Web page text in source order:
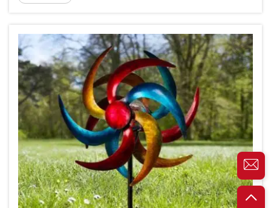
jardins e caminhos, sendo, portanto, muito úteis
procuram produtos que possam resistir à
chuva...